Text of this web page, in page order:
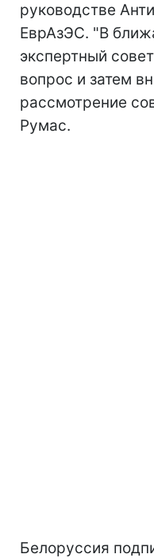
руководстве
ЕврАзЭС. "В
экспертный
вопрос и затем
рассмотрение
Румас.
Белоруссия